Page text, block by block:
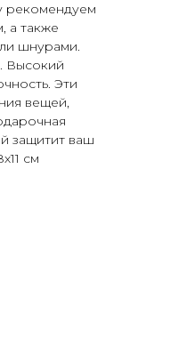
рекомендуем
а также
шнурами.
Высокий
Эти
вещей,
защитит ваш
см